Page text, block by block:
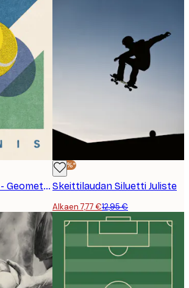
Daniel Coulmann - Geometrinen Tennispallo No2 Juliste
-40%*
Skeittilaudan Siluetti Juliste
Alkaen 7,77 €12,95 €